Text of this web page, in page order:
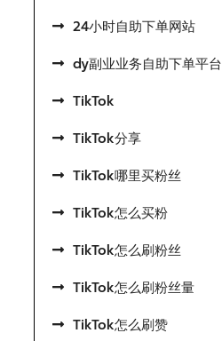
24小时自助下单网站
dy副业业务自助下单平台
TikTok
TikTok分享
TikTok哪里买粉丝
TikTok怎么买粉
TikTok怎么刷粉丝
TikTok怎么刷粉丝量
TikTok怎么刷赞